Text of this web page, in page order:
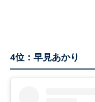
4位：早見あかり